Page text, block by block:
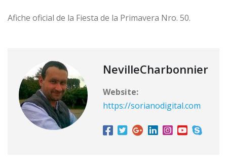
Afiche oficial de la Fiesta de la Primavera Nro. 50.
NevilleCharbonnier
Website:
https://sorianodigital.com